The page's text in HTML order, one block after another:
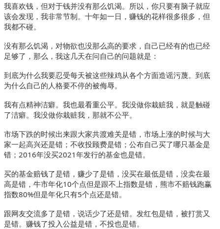
我喜欢钱，但对于钱并没有那么饥渴。所以，你只要有脑子就应
该会发现，我非常节制。十年如一日，赚钱的花样很多很多，但
我都不碰。
没有那么饥渴，对物欲也没那么高的要求，自己已经有的也已经
足够了，那么，我这几天在问自己的问题就是：
到底为什么我要忍受每天被这些辣鸡从各个方面造谣污蔑。到底
为什么自己的人格要不停的被侮辱。
我有点精神洁癖。我也最看重公平。我没做你栽赃我，就是触碰
了洁癖。我没做你栽赃我，那就不公平。
市场下跌的时候出来跟大家共渡难关是错，市场上涨的时候与大
家一起高兴还是错；不收投顾费是错；公布自己买了哪只基金是
错；2016年没买2021年发行的基金也是错。
买的基金赔钱了是错，赚少了是错，没买在最低是错，没卖在最
高是错，牛市年化10个点但是跟不上指数是错，熊市不赔钱跑赢
指数80%但是年化只有5个点还是错。
跟网友交流多了是错，说话少了还是错。发红包是错，被打赏又
是错。赚钱了投入公益是错，不投也是错。